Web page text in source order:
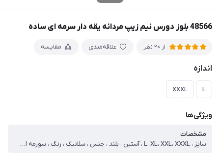
48566 بلوز دورس نیم زیپ مردانه یقه دار سرمه ای ساده
از 20 نظر علاقه‌مندی مقایسه
اندازه
L
XXXL
ویژگی‌ها
مشخصات
سایز ، L، XL، XXL، XXXL ، آستین ، بلند ، جنس ، سلانیک ، رنگ ، سورمه ای ، یقه ، ایستاده ، طرح پارچه ، ساده ، نحوه بسته شدن ، نیم زیپ ، نوع ، بلوز ، سایز مدل ، سه ایکس لارج ، سایز لارج ، دور سینه=104 قد=67 آستین=60 ، سایز ایکس لارج ، دور سینه=108 قد=68 آستین=60 ، سایز دو ایکس لارج ، دور سینه=112 قد=69 آستین=60 ، سایز سه ایکس لارج ، دور سینه=120 قد=70 آستین=63